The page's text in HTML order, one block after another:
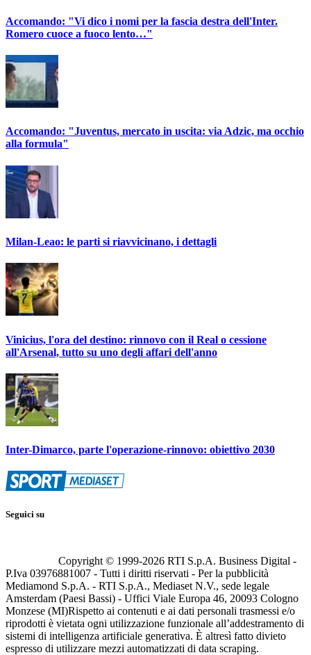
Accomando: "Vi dico i nomi per la fascia destra dell'Inter.
Romero cuoce a fuoco lento…"
Accomando: "Juventus, mercato in uscita: via Adzic, ma occhio
alla formula"
Milan-Leao: le parti si riavvicinano, i dettagli
Vinicius, l'ora del destino: rinnovo con il Real o cessione
all'Arsenal, tutto su uno degli affari dell'anno
Inter-Dimarco, parte l'operazione-rinnovo: obiettivo 2030
Seguici su
Copyright © 1999-2026 RTI S.p.A. Business Digital -
P.Iva 03976881007 - Tutti i diritti riservati - Per la pubblicità
Mediamond S.p.A. - RTI S.p.A., Mediaset N.V., sede legale
Amsterdam (Paesi Bassi) - Uffici Viale Europa 46, 20093 Cologno
Monzese (MI)Rispetto ai contenuti e ai dati personali trasmessi e/o
riprodotti è vietata ogni utilizzazione funzionale all’addestramento di
sistemi di intelligenza artificiale generativa. È altresì fatto divieto
espresso di utilizzare mezzi automatizzati di data scraping.